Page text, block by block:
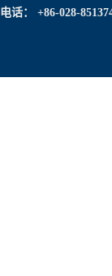
电话： +86-028-